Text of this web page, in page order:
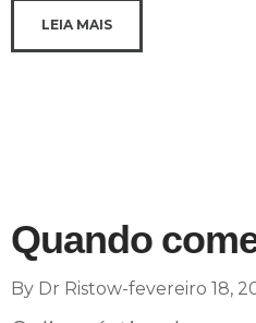
LEIA MAIS
Quando
By Dr Ristow fevereiro 18,